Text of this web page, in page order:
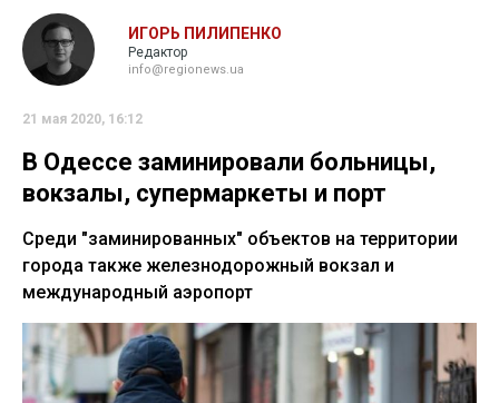
ИГОРЬ ПИЛИПЕНКО
Редактор
info@regionews.ua
21 мая 2020, 16:12
В Одессе заминировали больницы,
вокзалы, супермаркеты и порт
Среди "заминированных" объектов на территории
города также железнодорожный вокзал и
международный аэропорт